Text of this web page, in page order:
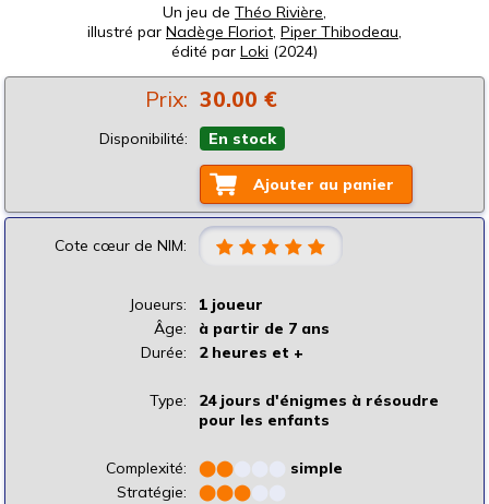
Un jeu de Théo Rivière
illustré par Nadège Floriot Piper Thibodeau
édité par Loki (2024)
Prix: 30.00 €
Disponibilité: En stock
Ajouter au panier
Cote cœur de NIM:
Joueurs:
1 joueur
Âge:
à partir de 7 ans
Durée:
2 heures et +
Type:
24 jours d'énigmes à résoudre
pour les enfants
Complexité: ⬤⬤
simple
Stratégie:
⬤⬤⬤